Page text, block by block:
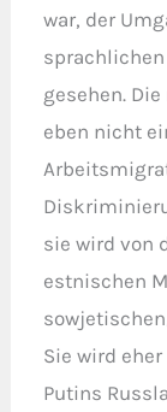
war, der
gesehen.
eben nicht
sie wird von
estnischen
Sie wird
Putins